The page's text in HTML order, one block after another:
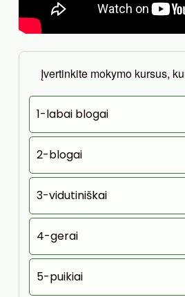
Įvertinkite mokymo kursus,
1-labai blogai
2-blogai
3-vidutiniškai
4-gerai
5-puikiai